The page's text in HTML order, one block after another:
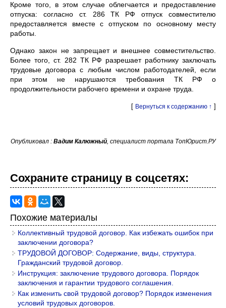
Кроме того, в этом случае облегчается и предоставление
отпуска: согласно ст. 286 ТК РФ отпуск совместителю
предоставляется вместе с отпуском по основному месту
работы.
Однако закон не запрещает и внешнее совместительство.
Более того, ст. 282 ТК РФ разрешает работнику заключать
трудовые договора с любым числом работодателей, если
при этом не нарушаются требования ТК РФ о
продолжительности рабочего времени и охране труда.
[ Вернуться к содержанию ↑ ]
Опубликовал : Вадим Калюжный, специалист портала ТопЮрист.РУ
Сохраните страницу в cоцcетях:
Похожие материалы
Коллективный трудовой договор. Как избежать ошибок при
заключении договора?
ТРУДОВОЙ ДОГОВОР: Содержание, виды, структура.
Гражданский трудовой договор.
Инструкция: заключение трудового договора. Порядок
заключения и гарантии трудового соглашения.
Как изменить свой трудовой договор? Порядок изменения
условий трудовых договоров.